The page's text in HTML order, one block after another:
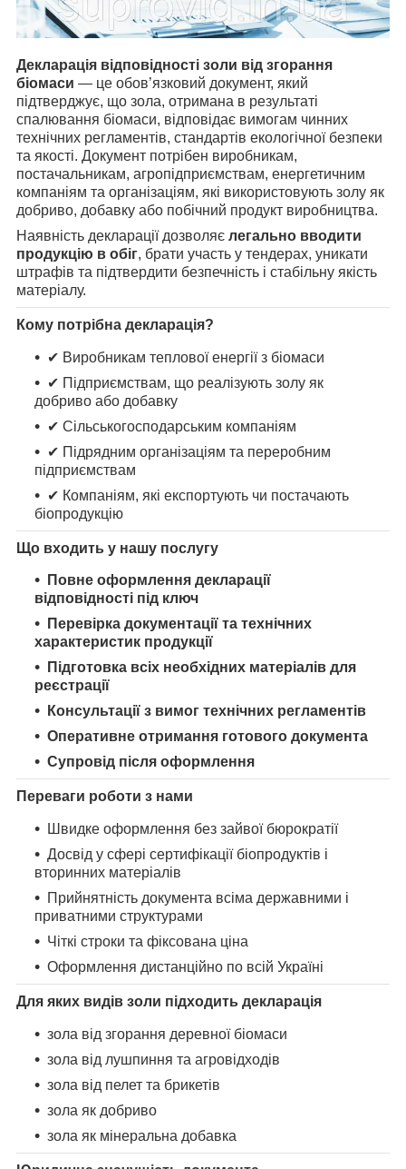
Декларація відповідності золи від згорання
біомаси — це обов’язковий документ, який
підтверджує, що зола, отримана в результаті
спалювання біомаси, відповідає вимогам чинних
технічних регламентів, стандартів екологічної безпеки
та якості. Документ потрібен виробникам,
постачальникам, агропідприємствам, енергетичним
компаніям та організаціям, які використовують золу як
добриво, добавку або побічний продукт виробництва.
Наявність декларації дозволяє легально вводити
продукцію в обіг, брати участь у тендерах, уникати
штрафів та підтвердити безпечність і стабільну якість
матеріалу.
Кому потрібна декларація?
✔ Виробникам теплової енергії з біомаси
✔ Підприємствам, що реалізують золу як
добриво або добавку
✔ Сільськогосподарським компаніям
✔ Підрядним організаціям та переробним
підприємствам
✔ Компаніям, які експортують чи постачають
біопродукцію
Що входить у нашу послугу
Повне оформлення декларації
відповідності під ключ
Перевірка документації та технічних
характеристик продукції
Підготовка всіх необхідних матеріалів для
реєстрації
Консультації з вимог технічних регламентів
Оперативне отримання готового документа
Супровід після оформлення
Переваги роботи з нами
Швидке оформлення без зайвої бюрократії
Досвід у сфері сертифікації біопродуктів і
вторинних матеріалів
Прийнятність документа всіма державними і
приватними структурами
Чіткі строки та фіксована ціна
Оформлення дистанційно по всій Україні
Для яких видів золи підходить декларація
зола від згорання деревної біомаси
зола від лушпиння та агровідходів
зола від пелет та брикетів
зола як добриво
зола як мінеральна добавка